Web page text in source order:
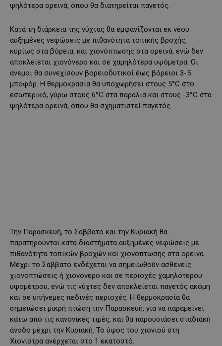
ψηλότερα ορεινά, όπου θα διατηρείται παγετός.
Κατά τη διάρκεια της νύχτας θα εμφανίζονται εκ νέου
αυξημένες νεφώσεις με πιθανότητα τοπικής βροχής,
κυρίως στα βόρεια, και χιονόπτωσης στα ορεινά, ενώ δεν
αποκλείεται χιονόνερο και σε χαμηλότερα υψόμετρα. Οι
άνεμοι θα συνεχίσουν βορειοδυτικοί έως βόρειοι 3-5
μποφόρ. Η θερμοκρασία θα υποχωρήσει στους 5°C στο
εσωτερικό, γύρω στους 6°C στα παράλια και στους -3°C στα
ψηλότερα ορεινά, όπου θα σχηματιστεί παγετός.
Την Παρασκευή, το Σάββατο και την Κυριακή θα
παρατηρούνται κατά διαστήματα αυξημένες νεφώσεις με
πιθανότητα τοπικών βροχών και χιονόπτωσης στα ορεινά.
Μέχρι το Σάββατο ενδέχεται να σημειωθούν ασθενείς
χιονοπτώσεις ή χιονόνερο και σε περιοχές χαμηλότερου
υψομέτρου, ενώ τις νύχτες δεν αποκλείεται παγετός ακόμη
και σε υπήνεμες πεδινές περιοχές. Η θερμοκρασία θα
σημειώσει μικρή πτώση την Παρασκευή, για να παραμείνει
κάτω από τις κανονικές τιμές, και θα παρουσιάσει σταδιακή
άνοδο μέχρι την Κυριακή. Το ύψος του χιονιού στη
Χιονίστρα ανέρχεται στο 1 εκατοστό.